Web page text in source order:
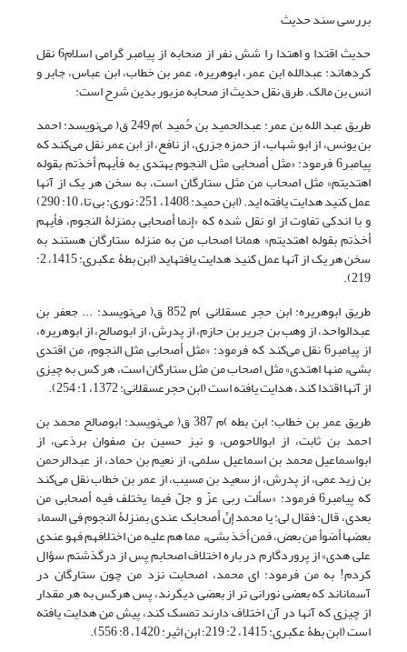
بررسی سند حدیث
حدیث اقتدا و اهتدا را شش نفر از صحابه از پیامبر گرامی اسلام6 نقل
کرده‎اند: عبدالله ابن عمر، ابوهریره، عمر بن خطاب، ابن عباس، جابر و
انس بن مالک. طرق نقل حدیث از صحابه مزبور بدین شرح است:
طریق عبد الله بن عمر: عبدالحمید بن حُمید )م 249 ق( می‌نویسد: احمد
بن یونس، از ابو شهاب، از حمزه جزری، از نافع، از ابن عمر نقل می‌کند که
پیامبر6 فرمود: «مثل أصحابی مثل النجوم یهتدى به فأیهم أخذتم بقوله
اهتدیتم» مثل اصحاب من مثل ستارگان است، به سخن هر یک از آنها
عمل کنید هدایت یافته اید. (ابن حمید: 1408، 251؛ نوری: بی تا، 10: 290)
و با اندکی تفاوت از او نقل شده که «إنما أصحابی بمنزلۀ النجوم، فأیهم
أخذتم بقوله اهتدیتم» همانا اصحاب من به منزله ستارگان هستند به
سخن هر یک از آنها عمل کنید هدایت یافته‎اید (ابن بطۀ عکبری: 1415، 2:
219).
طریق ابوهریره: ابن حجر عسقلانی )م 852 ق( می‌نویسد: ... جعفر بن
عبدالواحد، از وهب بن جریر بن حازم، از پدرش، از ابوصالح، از ابوهریره،
از پیامبر6 نقل می‌کند که فرمود: «مثل أصحابی مثل النجوم، من اقتدى
بشیء منها اهتدى» مثل اصحاب من مثل ستارگان است، هر کس به چیزی
از آن‎ها اقتدا کند، هدایت یافته است (ابن حجرعسقلانی: 1372، 1: 254).
طریق عمر بن خطاب: ابن بطه )م 387 ق( می‌نویسد: ابوصالح محمد بن
احمد بن ثابت، از ابوالاحوص، و نیز حسین بن صفوان برذعی، از
ابواسماعیل محمد بن اسماعیل سلمی، از نعیم بن حماد، از عبدالرحمن
بن زید عمی، از پدرش، از سعید بن مسیب، از عمر بن خطاب نقل می‌کند
که پیامبر6 فرمود: «سألت ربی عزّ و جلّ فیما یختلف فیه أصحابی من
بعدی، قال: فقال لی: یا محمد إنّ أصحابک عندی بمنزلۀ النجوم فی السماء
بعضها أضوأ من بعض، فمن أخذ بشیء مما هم علیه من اختلافهم فهو عندی
على هدى» از پروردگارم در باره اختلاف اصحابم پس از درگذشتم سؤال
کردم! به من فرمود: ای محمد، اصحابت نزد من چون ستارگان در
آسمان‎اند که بعضی نورانی تر از بعضی دیگرند، پس هرکس به هر مقدار
از چیزی که آنها در آن اختلاف دارند تمسک کند، پیش من هدایت یافته
است (ابن بطۀ عکبری: 1415، 2: 219؛ ابن اثیر: 1420، 8: 556).